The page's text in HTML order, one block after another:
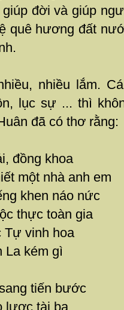
đời và giúp
quê hương đất
nhiều lắm.
lục sự ... thì
đã có thơ rằng:
đồng khoa
một nhà anh em
khen náo nức
thực toàn gia
Tự vinh hoa
La kém gì
tiến bước
lược tài ba